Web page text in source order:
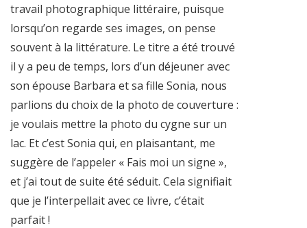
travail photographique littéraire, puisque
lorsqu’on regarde ses images, on pense
souvent à la littérature. Le titre a été trouvé
il y a peu de temps, lors d’un déjeuner avec
son épouse Barbara et sa fille Sonia, nous
parlions du choix de la photo de couverture :
je voulais mettre la photo du cygne sur un
lac. Et c’est Sonia qui, en plaisantant, me
suggère de l’appeler « Fais moi un signe »,
et j’ai tout de suite été séduit. Cela signifiait
que je l’interpellait avec ce livre, c’était
parfait !